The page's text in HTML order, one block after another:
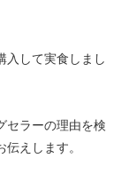
入して実食しまし
セラーの理由を検
えします。